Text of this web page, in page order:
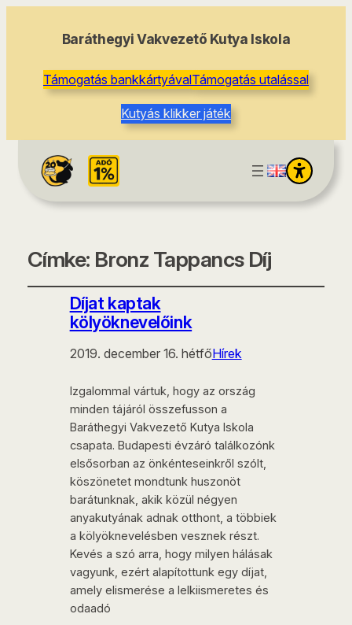
Baráthegyi Vakvezető Kutya Iskola
Támogatás bankkártyávalTámogatás utalással
Kutyás klikker játék
Címke: Bronz Tappancs Díj
Díjat kaptak
kölyöknevelőink
2019. december 16. hétfőHírek
Izgalommal vártuk, hogy az ország
minden tájáról összefusson a
Baráthegyi Vakvezető Kutya Iskola
csapata. Budapesti évzáró találkozónk
elsősorban az önkénteseinkről szólt,
köszönetet mondtunk huszonöt
barátunknak, akik közül négyen
anyakutyának adnak otthont, a többiek
a kölyöknevelésben vesznek részt.
Kevés a szó arra, hogy milyen hálásak
vagyunk, ezért alapítottunk egy díjat,
amely elismerése a lelkiismeretes és
odaadó